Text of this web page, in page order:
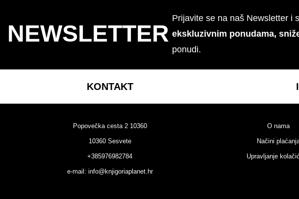
NEWSLETTER
Prijavite se na naš Newsletter i
ekskluzivnim ponudama,
ponudi.
KONTAKT
Popovečka cesta 2 10360
10360 Sesvete
+385976982784
e-mail: info@knjigoriaplanet.hr
O nama
Načini
Upravljanje